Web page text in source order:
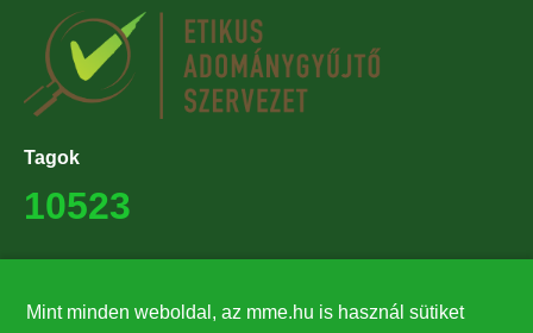
Tagok
10523
Mint minden weboldal, az mme.hu is használ sütiket